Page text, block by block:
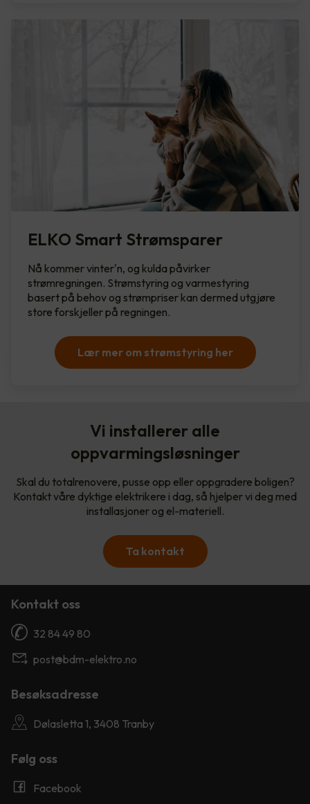
ELKO Smart Strømsparer
Nå kommer vinter'n, og kulda påvirker
strømregningen. Strømstyring og varmestyring
basert på behov og strømpriser kan dermed utgjøre
store forskjeller på regningen.
Lær mer om strømstyring her
Vi installerer alle
oppvarmingsløsninger
Skal du totalrenovere, pusse opp eller oppgradere boligen?
Kontakt våre dyktige elektrikere i dag, så hjelper vi deg med
installasjoner og el-materiell.
Ta kontakt
Kontakt oss
32 84 49 80
post@bdm-elektro.no
Besøksadresse
Dølasletta 1, 3408 Tranby
Følg oss
Facebook